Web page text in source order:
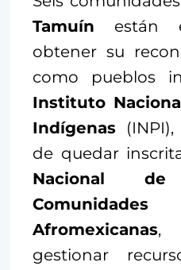
Tamuín están
obtener su
como pueblos
Instituto
Indígenas
de quedar
Nacional
Afromexicanas,
gestionar